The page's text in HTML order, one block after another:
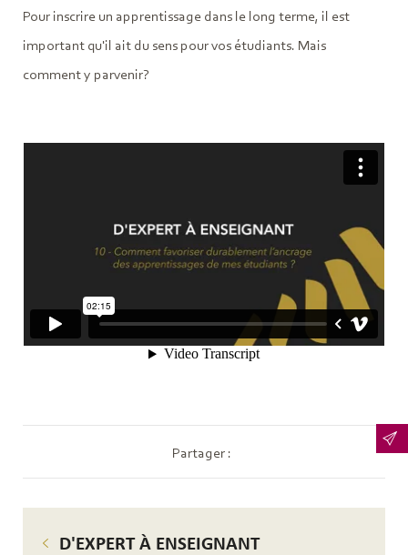
D'EXPERT À ENSEIGNANT
Pour inscrire un apprentissage dans le long terme, il est
important qu'il ait du sens pour vos étudiants. Mais
comment y parvenir?
Partager :